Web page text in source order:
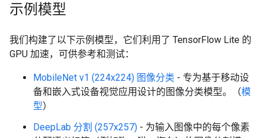
示例模型
我们构建了以下示例模型，它们利用了 TensorFlow Lite 的
GPU 加速，可供参考和测试：
MobileNet v1 (224x224) 图像分类 - 专为基于移动设
备和嵌入式设备视觉应用设计的图像分类模型。（模
型）
DeepLab 分割 (257x257) - 为输入图像中的每个像素